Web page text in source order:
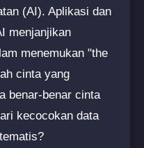
(AI). Aplikasi dan
menjanjikan
menemukan "the
cinta yang
benar-benar cinta
kecocokan data